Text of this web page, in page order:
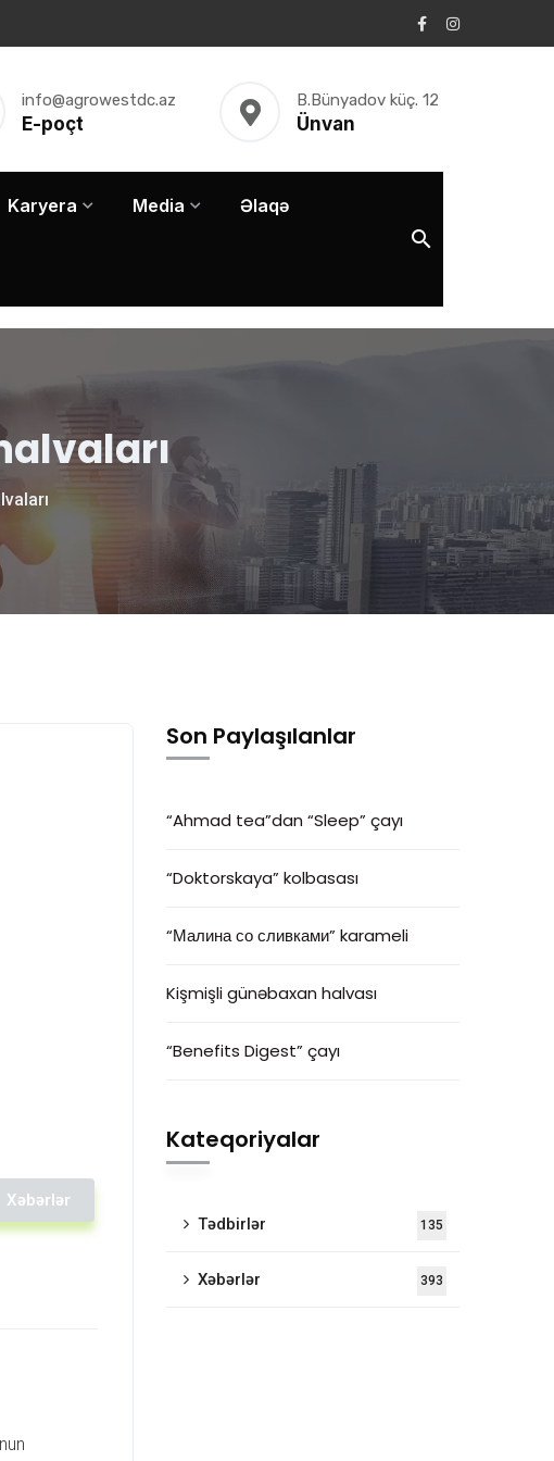
E-poçt
info@agrowestdc.az
Ünvan
B.Bünyadov küç. 12
Karyera Media Əlaqə
Xəbərlər
Son Paylaşılanlar
“Ahmad tea”dan “Sleep” çayı
“Doktorskaya” kolbasası
“Малина со сливками” karameli
Kişmişli günəbaxan halvası
“Benefits Digest” çayı
Kateqoriyalar
Tədbirlər 135
Xəbərlər 393